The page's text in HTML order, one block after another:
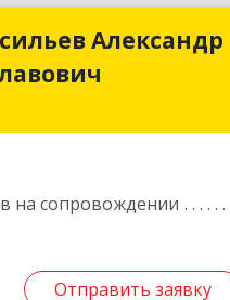
Александр
на сопровождении
Отправить заявку
ИП Васильев
Отправить заявку